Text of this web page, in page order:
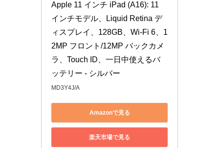
Apple 11 インチ iPad (A16): 11
インチモデル、Liquid Retina デ
ィスプレイ、128GB、Wi-Fi 6、1
2MP フロント/12MP バックカメ
ラ、Touch ID、一日中使えるバ
ッテリー - シルバー
MD3Y4J/A
Amazonで見る
楽天市場で見る